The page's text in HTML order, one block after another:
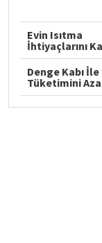
Evin Isıtma
İhtiyaçlarını
Denge Kabı
Tüketimini